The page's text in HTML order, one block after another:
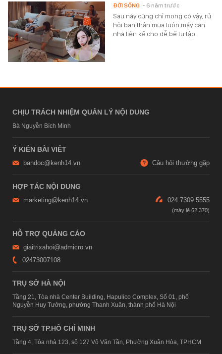
Sau này cũng chỉ mong có vậy, rủ
hội bạn thân mua luôn mấy căn
nhà liền kề cho dễ bề tụ tập.
ĐỜI SỐNG - 6 năm trước
CHỊU TRÁCH NHIỆM QUẢN LÝ NỘI DUNG
Bà Nguyễn Bích Minh
Ý KIẾN BÀI VIẾT
bandoc@kenh14.vn Câu hỏi thường gặp
HỢP TÁC NỘI DUNG
marketing@kenh14.vn 024 7309 5555
HỖ TRỢ QUẢNG CÁO
giaitrixahoi@admicro.vn
02473007108
TRỤ SỞ HÀ NỘI
Tầng 21, Tòa nhà Center Building, Hapulico Complex, Số 01, phố
Nguyễn Huy Tưởng, phường Thanh Xuân, thành phố Hà Nội
TRỤ SỞ TP.HỒ CHÍ MINH
Tầng 4, Tòa nhà 123, số 127 Võ Văn Tần, Phường Xuân Hòa, TPHCM